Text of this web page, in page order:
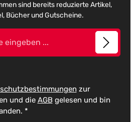
sind bereits reduzierte Artikel,
Bücher und Gutscheine.
zur
und die AGBgelesen und bin
*